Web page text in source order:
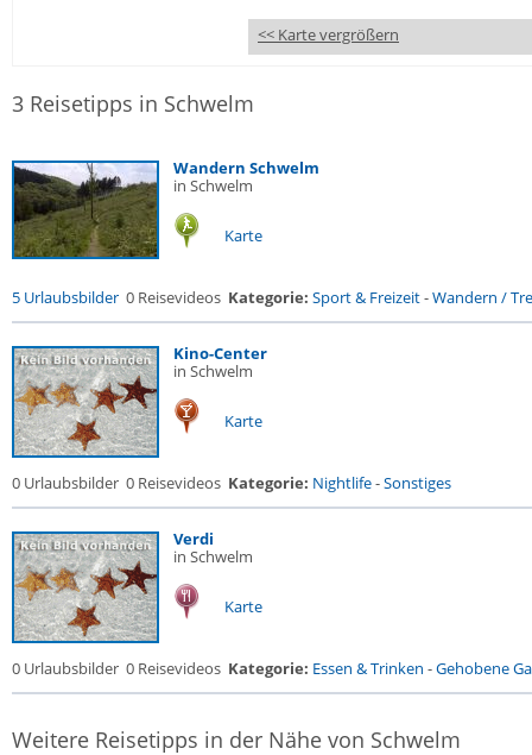
<< Karte vergrößern
3 Reisetipps in Schwelm
Wandern Schwelm
in Schwelm
Karte
5 Urlaubsbilder 0 Reisevideos Kategorie: Sport & Freizeit-Wandern /
Kino-Center
in Schwelm
Karte
0 Urlaubsbilder 0 Reisevideos Kategorie: Nightlife-Sonstiges
Verdi
in Schwelm
Karte
0 Urlaubsbilder 0 Reisevideos Kategorie: Essen & Trinken -Gehobene
Weitere Reisetipps in der Nähe von Schwelm